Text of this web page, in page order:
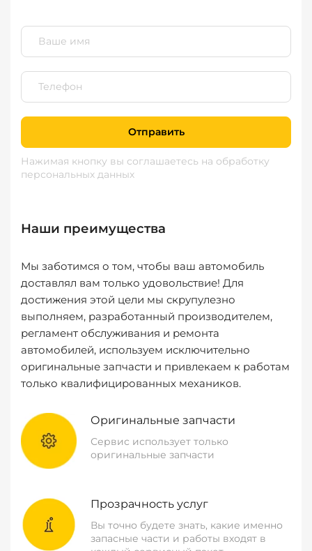
Отправить
Нажимая кнопку вы соглашаетесь на обработку
персональных данных
Наши преимущества
Мы заботимся о том, чтобы ваш автомобиль
доставлял вам только удовольствие! Для
достижения этой цели мы скрупулезно
выполняем, разработанный производителем,
регламент обслуживания и ремонта
автомобилей, используем исключительно
оригинальные запчасти и привлекаем к работам
только квалифицированных механиков.
Оригинальные запчасти
Сервис использует только
оригинальные запчасти
Прозрачность услуг
Вы точно будете знать, какие именно
запасные части и работы входят в